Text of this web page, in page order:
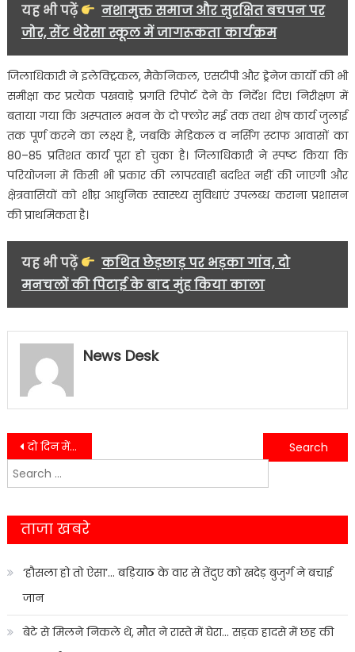
नाराज….
यह भी पढ़ें
नशामुक्त समाज और सुरक्षित बचपन पर
जोर, सेंट थेरेसा स्कूल में जागरूकता कार्यक्रम
जिलाधिकारी ने इलेक्ट्रिकल, मैकेनिकल, एसटीपी और ड्रेनेज कार्यों की भी
समीक्षा कर प्रत्येक पखवाड़े प्रगति रिपोर्ट देने के निर्देश दिए। निरीक्षण में
बताया गया कि अस्पताल भवन के दो फ्लोर मई तक तथा शेष कार्य जुलाई
तक पूर्ण करने का लक्ष्य है, जबकि मेडिकल व नर्सिंग स्टाफ आवासों का
80–85 प्रतिशत कार्य पूरा हो चुका है। जिलाधिकारी ने स्पष्ट किया कि
परियोजना में किसी भी प्रकार की लापरवाही बर्दाश्त नहीं की जाएगी और
क्षेत्रवासियों को शीघ्र आधुनिक स्वास्थ्य सुविधाएं उपलब्ध कराना प्रशासन
की प्राथमिकता है।
यह भी पढ़ें
कथित छेड़छाड़ पर भड़का गांव, दो
मनचलों की पिटाई के बाद मुंह किया काला
News Desk
Post
navigation
दो दिन में लाओ तेजी, वरना होगी कार्रवाई: सड़क निर्माण पर डीएम की चेतावनी….
जेसीबी की चोट से टूटी जल लाइन, हल्द्वानी के 35 हजार लोग प्यासे……
Search
for:
ताजा खबरे
‘हौसला हो तो ऐसा’… बड़ियाठ के वार से तेंदुए को खदेड़ बुजुर्ग ने बचाई
जान
बेटे से मिलने निकले थे, मौत ने रास्ते में घेरा… सड़क हादसे में छह की